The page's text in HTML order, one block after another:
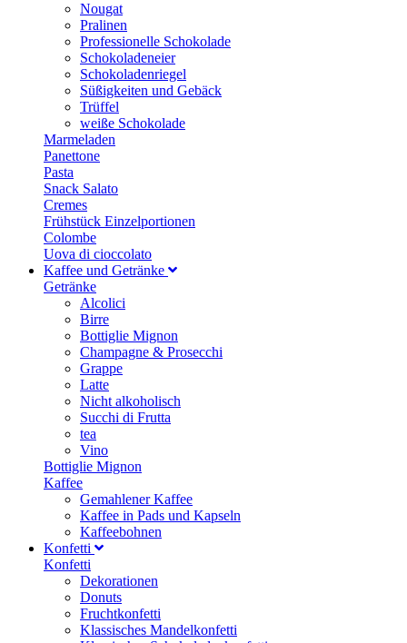
Nougat
Pralinen
Professionelle Schokolade
Schokoladeneier
Schokoladenriegel
Süßigkeiten und Gebäck
Trüffel
weiße Schokolade
Marmeladen
Panettone
Pasta
Snack Salato
Cremes
Frühstück Einzelportionen
Colombe
Uova di cioccolato
Kaffee und Getränke
Getränke
Alcolici
Birre
Bottiglie Mignon
Champagne & Prosecchi
Grappe
Latte
Nicht alkoholisch
Succhi di Frutta
tea
Vino
Bottiglie Mignon
Kaffee
Gemahlener Kaffee
Kaffee in Pads und Kapseln
Kaffeebohnen
Konfetti
Konfetti
Dekorationen
Donuts
Fruchtkonfetti
Klassisches Mandelkonfetti